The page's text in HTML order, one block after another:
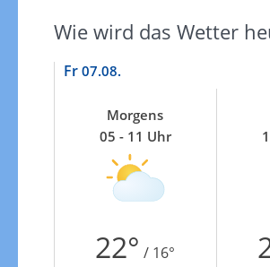
Wie wird das Wetter
Fr 07.08.
Morgens
05 - 11 Uhr
22° / 16°
Windgeschwindigkeiten in
Zur